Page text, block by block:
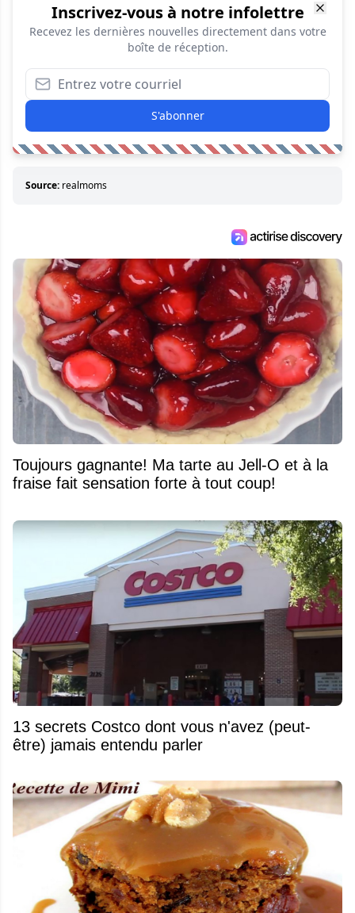
Inscrivez-vous à notre infolettre
Recevez les dernières nouvelles directement dans votre
boîte de réception.
S'abonner
Source: realmoms
Toujours gagnante! Ma tarte au Jell-O et à la
fraise fait sensation forte à tout coup!
13 secrets Costco dont vous n'avez (peut-
être) jamais entendu parler